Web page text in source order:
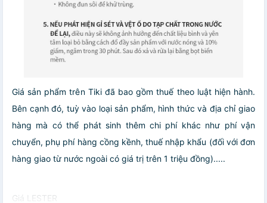
Giá sản phẩm trên Tiki đã bao gồm thuế theo luật hiện hành.
Bên cạnh đó, tuỳ vào loại sản phẩm, hình thức và địa chỉ giao
hàng mà có thể phát sinh thêm chi phí khác như phí vận
chuyển, phụ phí hàng cồng kềnh, thuế nhập khẩu (đối với đơn
hàng giao từ nước ngoài có giá trị trên 1 triệu đồng).....
Giá LESTER